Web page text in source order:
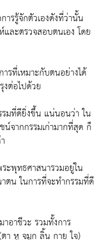
รรู้จักตัวเองดังที่ว่านั้น
และตรวจสอบตนเอง โดย
รที่เหมาะกับตนอย่างได้
ต่อไปด้วย
มที่ดียิ่งขึ้น แน่นอนว่า ใน
จากกรรมเก่ามากที่สุด ก็
พุทธศาสนารวมอยู่ใน
ตน ในการที่จะทำกรรมที่ดี
อาชีวะ รวมทั้งการ
า หู จมูก ลิ้น กาย ใจ)